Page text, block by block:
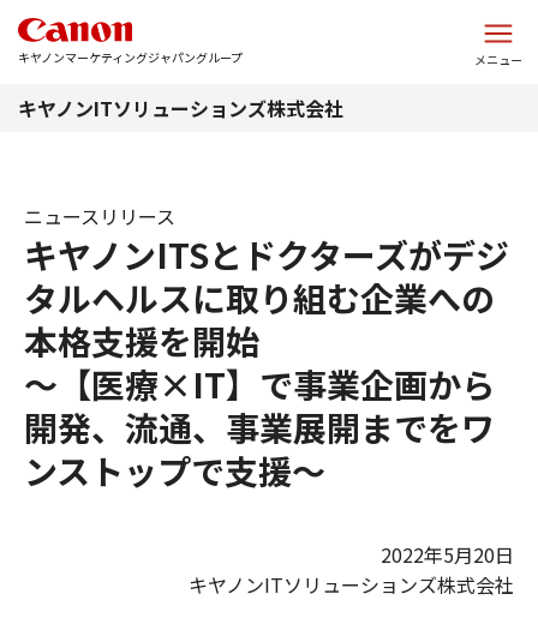
キヤノンマーケティングジャパングループ メニュー
キヤノンITソリューションズ株式会社
キヤノンITSとドクターズがデジ
タルヘルスに取り組む企業への
本格支援を開始
～【医療×IT】で事業企画から
開発、流通、事業展開までをワ
ンストップで支援～
ニュースリリース
2022年5月20日
キヤノンITソリューションズ株式会社